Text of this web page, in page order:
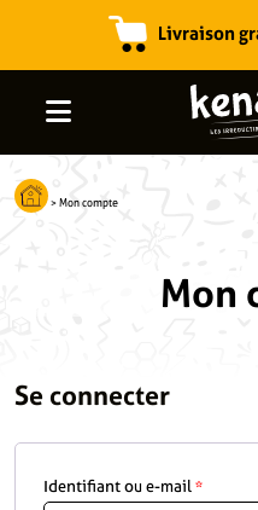
>Mon compte
Mon
Se connecter
Identifiant ou e-mail*
Livraison